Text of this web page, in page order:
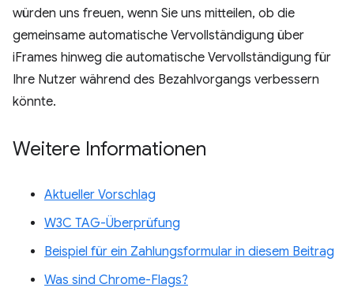
würden uns freuen, wenn Sie uns mitteilen, ob die
gemeinsame automatische Vervollständigung über
iFrames hinweg die automatische Vervollständigung für
Ihre Nutzer während des Bezahlvorgangs verbessern
könnte.
Weitere Informationen
Aktueller Vorschlag
W3C TAG-Überprüfung
Beispiel für ein Zahlungsformular in diesem Beitrag
Was sind Chrome-Flags?